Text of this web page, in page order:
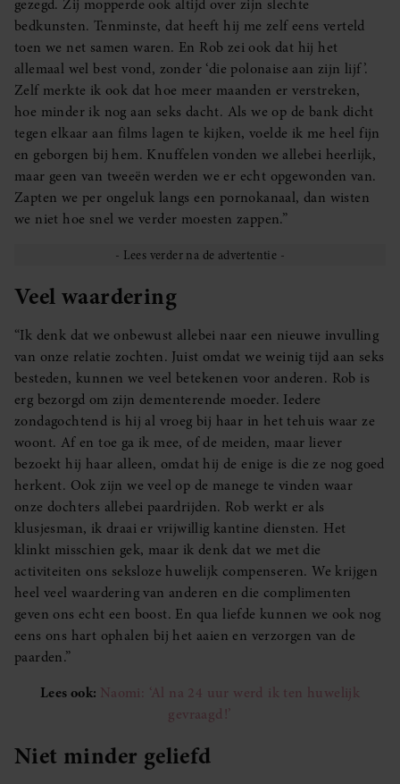
gezegd. Zij mopperde ook altijd over zijn slechte
bedkunsten. Tenminste, dat heeft hij me zelf eens verteld
toen we net samen waren. En Rob zei ook dat hij het
allemaal wel best vond, zonder ‘die polonaise aan zijn lijf’.
Zelf merkte ik ook dat hoe meer maanden er verstreken,
hoe minder ik nog aan seks dacht. Als we op de bank dicht
tegen elkaar aan films lagen te kijken, voelde ik me heel fijn
en geborgen bij hem. Knuffelen vonden we allebei heerlijk,
maar geen van tweeën werden we er echt opgewonden van.
Zapten we per ongeluk langs een pornokanaal, dan wisten
we niet hoe snel we verder moesten zappen.”
Veel waardering
“Ik denk dat we onbewust allebei naar een nieuwe invulling
van onze relatie zochten. Juist omdat we weinig tijd aan seks
besteden, kunnen we veel betekenen voor anderen. Rob is
erg bezorgd om zijn dementerende moeder. Iedere
zondagochtend is hij al vroeg bij haar in het tehuis waar ze
woont. Af en toe ga ik mee, of de meiden, maar liever
bezoekt hij haar alleen, omdat hij de enige is die ze nog goed
herkent. Ook zijn we veel op de manege te vinden waar
onze dochters allebei paardrijden. Rob werkt er als
klusjesman, ik draai er vrijwillig kantine diensten. Het
klinkt misschien gek, maar ik denk dat we met die
activiteiten ons seksloze huwelijk compenseren. We krijgen
heel veel waardering van anderen en die complimenten
geven ons echt een boost. En qua liefde kunnen we ook nog
eens ons hart ophalen bij het aaien en verzorgen van de
paarden.”
Lees ook: Naomi: ‘Al na 24 uur werd ik ten huwelijk
gevraagd!’
Niet minder geliefd